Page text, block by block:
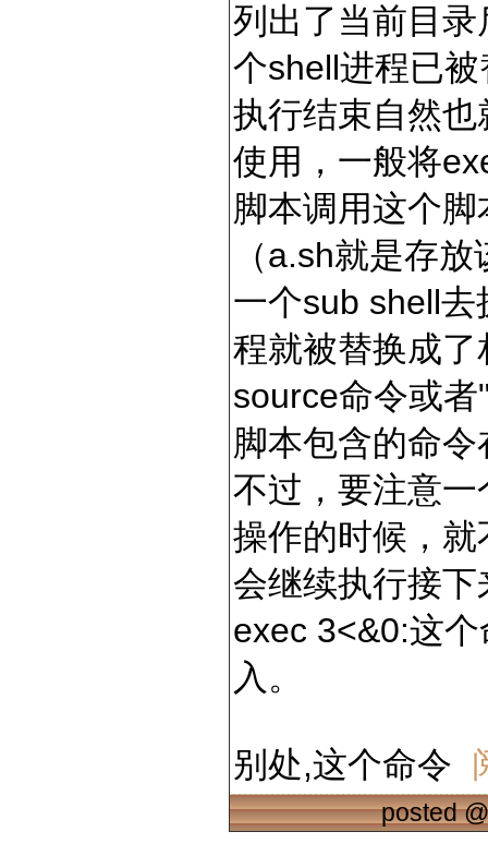
列出了当前目
个shell进程已
执行结束自然
使用，一般将
脚本调用这个
（a.sh就是存
一个sub shell
程就被替换成
source命令或
脚本包含的命
不过，要注意
操作的时候，
会继续执行接
exec 3<&0:这
入。
别处,这个命令
posted